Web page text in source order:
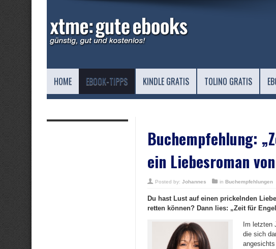
HOME EBOOK-TIPPS KINDLE GRATIS TOLINO GRATIS
Buchempfehlung:
ein Liebesroman
Posted by: Johannes in Buchempfehlungen
Du hast Lust auf einen prickelnden
retten können? Dann lies: „Zeit für
Im letzten
die sich